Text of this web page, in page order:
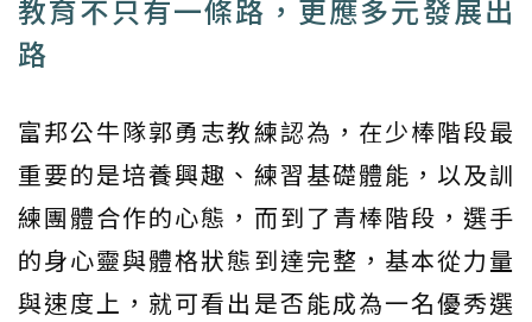
教育不只有一條路，更應多元發展出
路
富邦公牛隊郭勇志教練認為，在少棒階段最
重要的是培養興趣、練習基礎體能，以及訓
練團體合作的心態，而到了青棒階段，選手
的身心靈與體格狀態到達完整，基本從力量
與速度上，就可看出是否能成為一名優秀選